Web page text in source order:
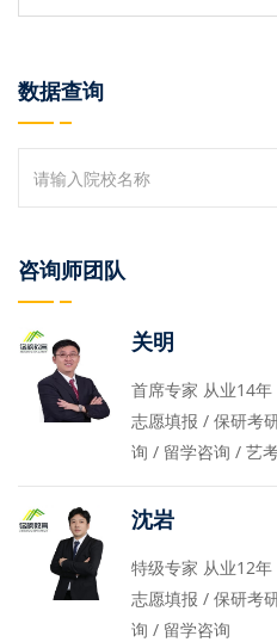
数据查询
咨询师团队
关明
首席专家 从业14年
志愿填报 / 保研考
询 / 留学咨询 / 艺
沈岩
特级专家 从业12年
志愿填报 / 保研考
询 / 留学咨询